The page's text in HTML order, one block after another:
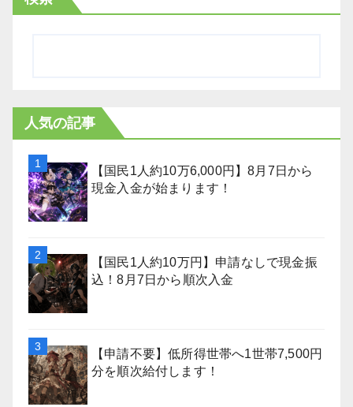
人気の記事
【国民1人約10万6,000円】8月7日から
現金入金が始まります！
【国民1人約10万円】申請なしで現金振
込！8月7日から順次入金
【申請不要】低所得世帯へ1世帯7,500円
分を順次給付します！